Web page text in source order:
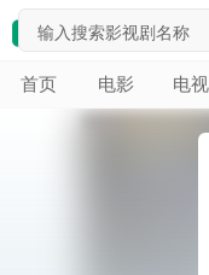
首页 电影 电